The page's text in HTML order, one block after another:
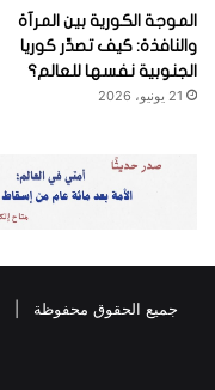
الموجة الكورية بين المرآة
والنافذة: كيف تصدِّر كوريا
الجنوبية نفسها للعالم؟
21 يونيو، 2026
جميع الحقوق محفوظة |